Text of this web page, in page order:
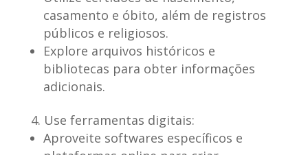
casamento e óbito, além de registros
públicos e religiosos.
Explore arquivos históricos e
bibliotecas para obter informações
adicionais.
Use ferramentas digitais:
Aproveite softwares específicos e